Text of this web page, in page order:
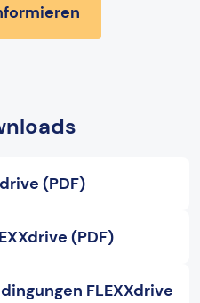
(PDF)
(PDF)
FLEXXdrive